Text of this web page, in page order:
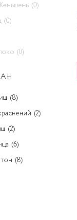
(0)
(0)
(0)
(8)
(2)
(2)
(6)
(8)